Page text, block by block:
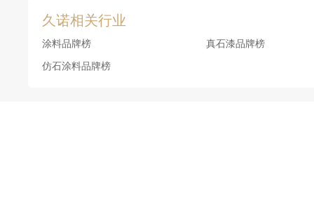
久诺相关行业
涂料品牌榜
真石漆品牌榜
仿石涂料品牌榜